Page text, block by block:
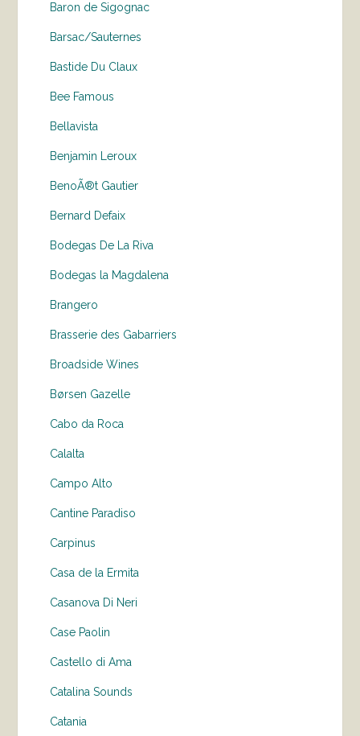
Baron de Sigognac
Barsac/Sauternes
Bastide Du Claux
Bee Famous
Bellavista
Benjamin Leroux
BenoÃ®t Gautier
Bernard Defaix
Bodegas De La Riva
Bodegas la Magdalena
Brangero
Brasserie des Gabarriers
Broadside Wines
Børsen Gazelle
Cabo da Roca
Calalta
Campo Alto
Cantine Paradiso
Carpinus
Casa de la Ermita
Casanova Di Neri
Case Paolin
Castello di Ama
Catalina Sounds
Catania